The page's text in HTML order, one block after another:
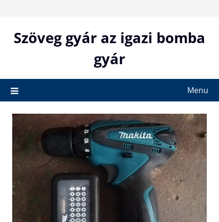
contentSzöveg gyár az igazi bomba
gyár
Menu